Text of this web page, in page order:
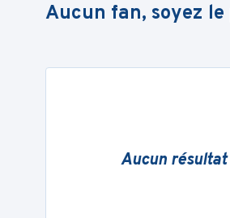
Aucun fan, soyez le
Aucun